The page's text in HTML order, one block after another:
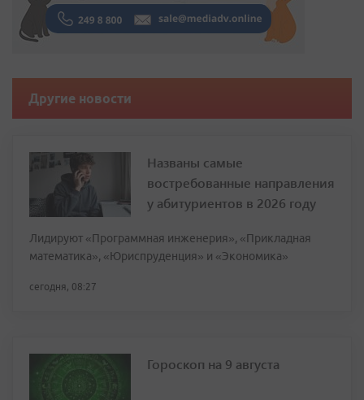
Другие новости
Названы самые
востребованные направления
у абитуриентов в 2026 году
Лидируют «Программная инженерия», «Прикладная
математика», «Юриспруденция» и «Экономика»
сегодня, 08:27
Гороскоп на 9 августа